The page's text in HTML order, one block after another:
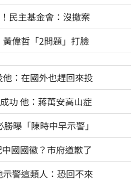
民主基金會：沒撤案
偉哲「2問題」打臉
：在國外也趕回來投
功 他：蔣萬安高山症
曝「陳時中早示警」
國國徽？市府道歉了
警這類人：恐回不來